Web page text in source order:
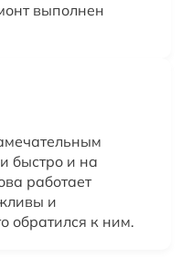
выполнен
быстро и на
работает
и
обратился к ним.